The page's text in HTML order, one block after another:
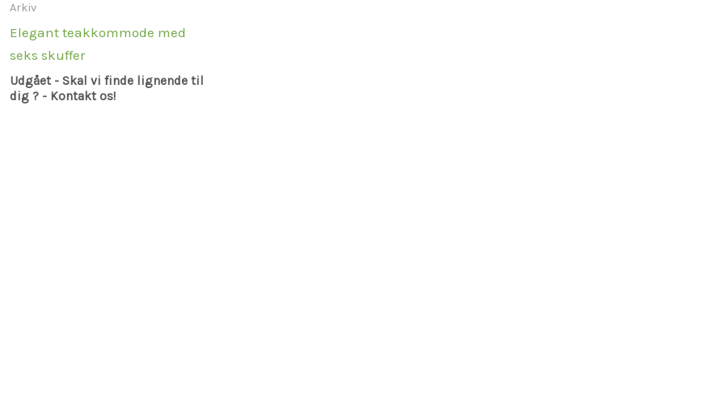
Arkiv
Elegant teakkommode med
seks skuffer
Udgået - Skal vi finde lignende til
dig ? - Kontakt os!